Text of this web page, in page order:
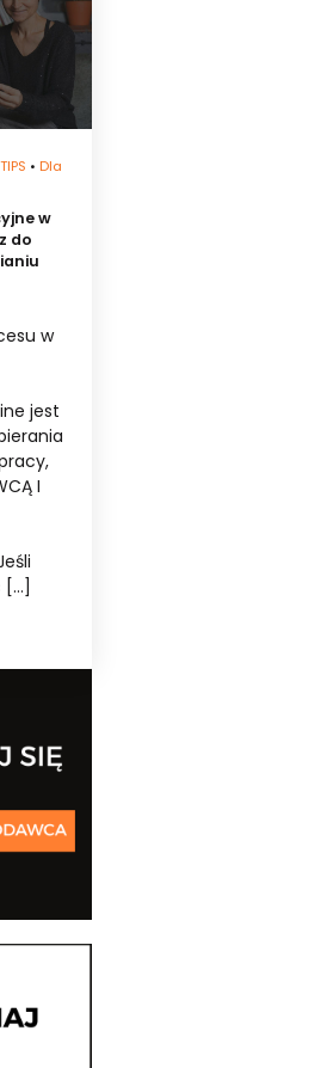
• Dla
w
do
w
jest
I
[…]